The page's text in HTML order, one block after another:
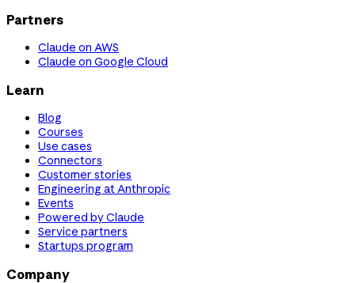
Partners
Claude on AWS
Claude on Google Cloud
Learn
Blog
Courses
Use cases
Connectors
Customer stories
Engineering at Anthropic
Events
Powered by Claude
Service partners
Startups program
Company